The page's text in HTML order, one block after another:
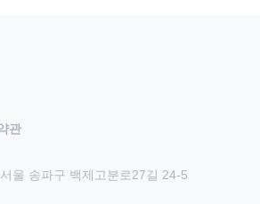
관
울 송파구 백제고분로27길 24-5